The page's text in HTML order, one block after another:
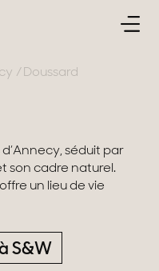
Doussard
séduit par
son cadre naturel.
un lieu de vie
S&W